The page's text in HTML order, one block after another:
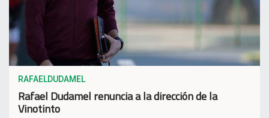
RAFAELDUDAMEL
Rafael Dudamel renuncia a la dirección de la
Vinotinto